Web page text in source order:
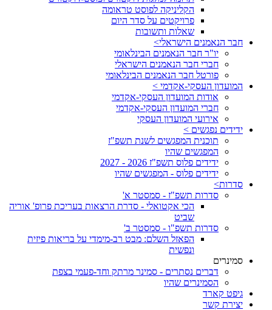
הקליניקה לפוסט טראומה
פרויקטים על סדר היום
שאלות ותשובות
חבר הנאמנים הישראלי>
יו"ר חבר הנאמנים הבינלאומי
חברי חבר הנאמנים הישראלי
פורטל חבר הנאמנים הבינלאומי
המועדון העסקי-אקדמי >
אודות המועדון העסקי-אקדמי
חברי המועדון העסקי-אקדמי
אירועי המועדון העסקי
ידידים נפגשים >
תוכנית המפגשים לשנת תשפ"ז
המפגשים שהיו
ידידים פלוס תשפ"ז 2026 - 2027
ידידים פלוס - המפגשים שהיו
סדרות>
סדרות תשפ"ז - סמסטר א'
הכי אקטואלי - סדרת הרצאות בעריכת פרופ' אוריה
שביט
סדרות תשפ"ו - סמסטר ב'
הפאזל השלם: מבט רב-מימדי על בריאות פיזית
ונפשית
סמינרים
דברים נסתרים - סמינר מרתק וחד-פעמי בצפת
הסמינרים שהיו
גיפט קארד
יצירת קשר